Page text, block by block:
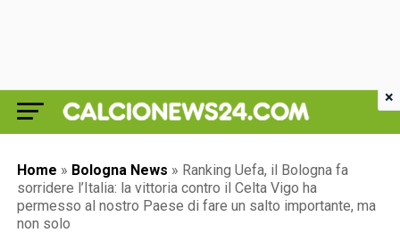
Home » Bologna News » Ranking Uefa, il Bologna fa
sorridere l’Italia: la vittoria contro il Celta Vigo ha
permesso al nostro Paese di fare un salto importante, ma
non solo
×